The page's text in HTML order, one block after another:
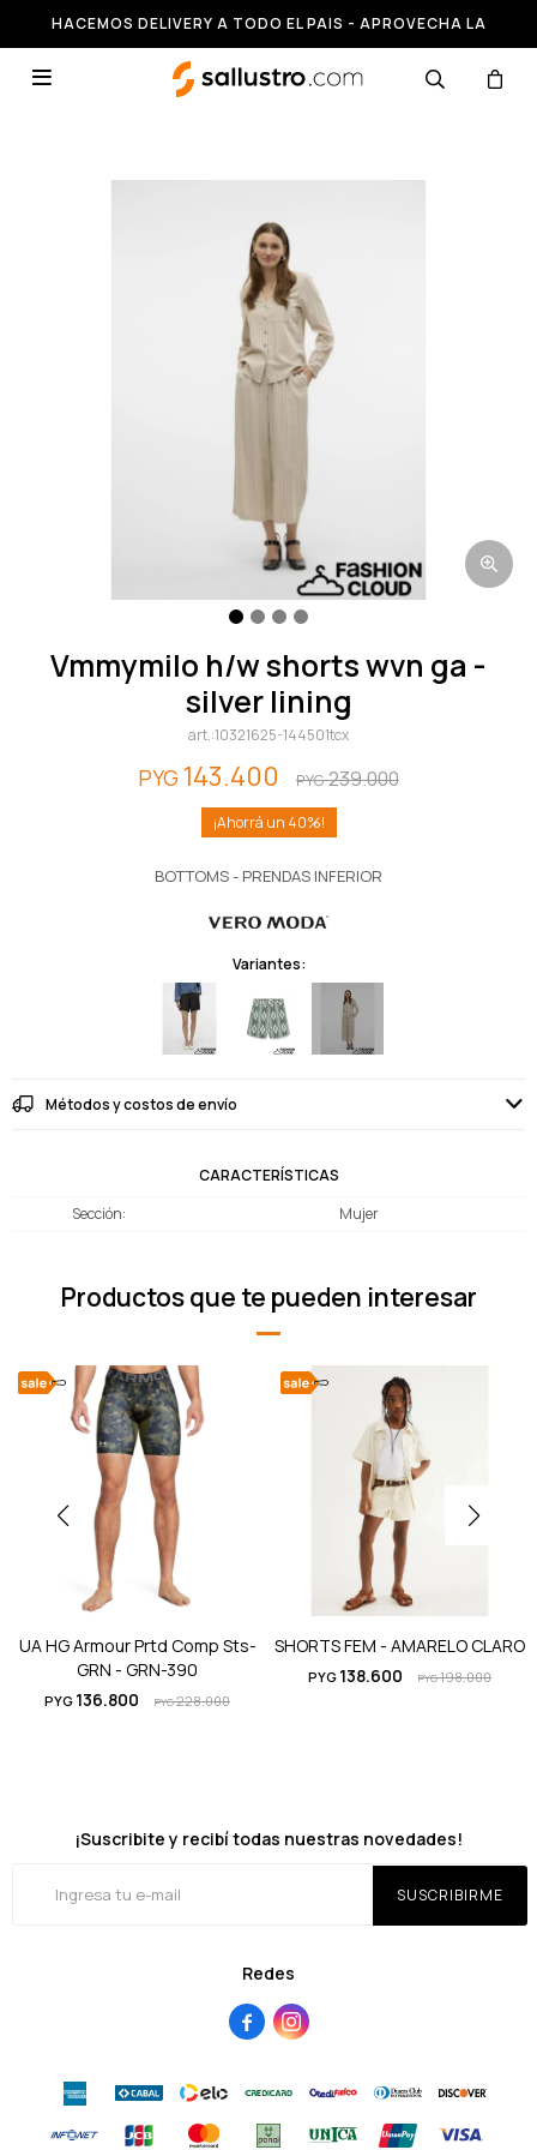
HACEMOS DELIVERY A TODO EL PAIS - APROVECHA LA
RUNNING HASTA 50% OFF

vmmymilo h/w shorts wvn ga -
silver lining
10321625-144501tcx
PYG 143.400 PYG239.000
40
BOTTOMS - PRENDAS INFERIOR
Variantes:
Métodos y costos de envío
CARACTERÍSTICAS
Sección
Mujer
Productos que te pueden interesar
UA HG Armour Prtd Comp Sts-
GRN - GRN-390
PYG 136.800 PYG228.000
SHORTS FEM - AMARELO CLARO
PYG 138.600 PYG198.000
Redes
 
¡Suscribite y recibí todas nuestras novedades!
SUSCRIBIRME